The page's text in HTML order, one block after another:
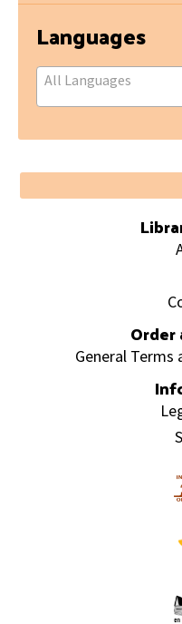
Languages
All Languages
Footer
General Terms